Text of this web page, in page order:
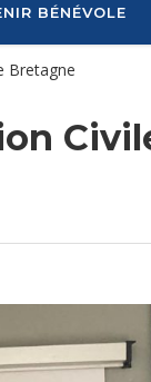
BÉNÉVOLE
Bretagne